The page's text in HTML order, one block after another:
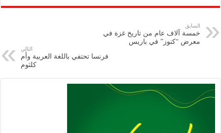
p
y
Li
eb
oo
k
tt
nt
at
A
p
gr
ai
ar
السابق
خمسة آلاف عام من تاريخ غزة في
معرض “كنوز” في باريس
التالي
فرنسا تحتفي باللغة العربية وأم
كلثوم